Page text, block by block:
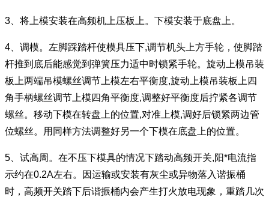
3、将上模安装在高频机上压板上。下模安装于底盘上。
4、调模。左脚踩踏杆使模具压下,调节机头上方手轮，使脚踏
杆推到底后能感觉到弹簧压力适中时锁紧手轮。旋动上模吊装
板上两端吊模螺丝调节上模左右平衡度,旋动上模吊装板上四
角手柄螺丝调节上模四角平衡度,调整好平衡度后拧紧各调节
螺丝。移动下模在转盘上的位置,对准上模,调好后锁紧两边管
位螺丝。用同样方法调整好另一个下模在底盘上的位置。
5、试高周。在不压下模具的情况下踏动高频开关,阳*电流指
示约在0.2A左右。因运输或安装有灰尘或异物落入谐振桶
时，高频开关踏下后谐振桶内会产生打火放电现象，重踏几次